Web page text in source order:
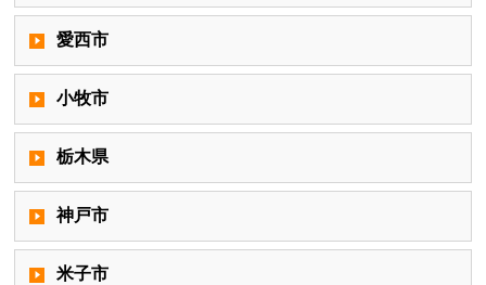
愛西市
小牧市
栃木県
神戸市
米子市